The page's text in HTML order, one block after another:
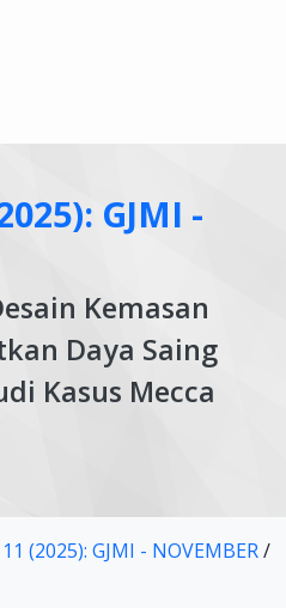
GJMI -
Kemasan
Daya Saing
Kasus Mecca
(2025): GJMI - NOVEMBER/